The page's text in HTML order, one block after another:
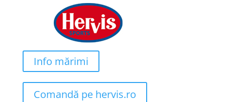
fost:
125 lei.
100 lei.
Info mărimi
Comandă pe hervis.ro